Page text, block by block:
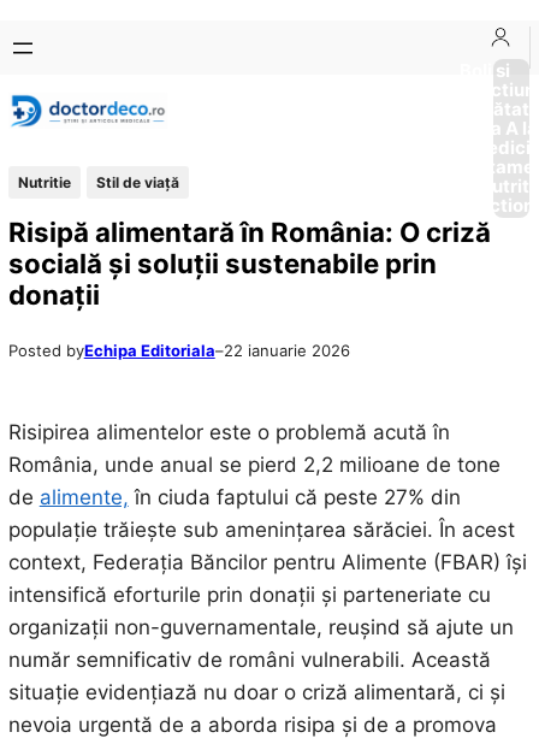
conținut
content
Boli si
Afectiuni
Sănătate
de la A
Nutritie Stil de viaţă
Risipă alimentară în România: O criză
socială și soluții sustenabile prin
donații
Posted byEchipa Editoriala–22 ianuarie 2026
Risipirea alimentelor este o problemă acută în
România, unde anual se pierd 2,2 milioane de tone
de alimente, în ciuda faptului că peste 27% din
populație trăiește sub amenințarea sărăciei. În acest
context, Federația Băncilor pentru Alimente (FBAR) își
intensifică eforturile prin donații și parteneriate cu
organizații non-guvernamentale, reușind să ajute un
număr semnificativ de români vulnerabili. Această
situație evidențiază nu doar o criză alimentară, ci și
nevoia urgentă de a aborda risipa și de a promova